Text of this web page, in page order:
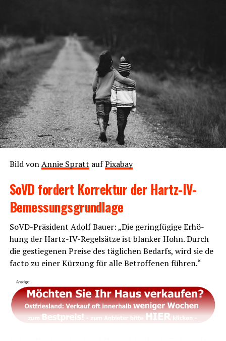
Bild vonAnnie Spratt aufPix­a­bay
SoVD for­dert Kor­rek­tur der Hartz-IV-
Bemessungsgrundlage
SoVD-Prä­si­dent Adolf Bau­er: „Die gering­fü­gi­ge Erhö­
hung der Hartz-IV-Regel­sät­ze ist blan­ker Hohn. Durch
die gestie­ge­nen Prei­se des täg­li­chen Bedarfs, wird sie de
fac­to zu einer Kür­zung für alle Betrof­fe­nen führen.“